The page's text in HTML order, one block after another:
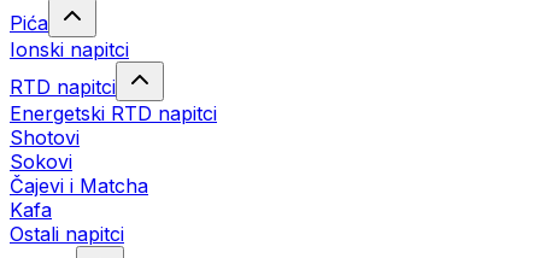
Pića
Ionski napitci
RTD napitci
Energetski RTD napitci
Shotovi
Sokovi
Čajevi i Matcha
Kafa
Ostali napitci